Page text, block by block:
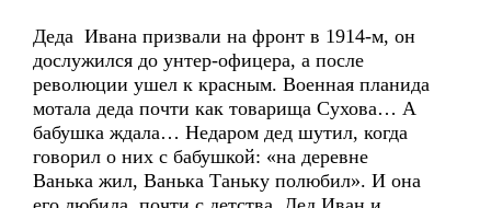
Деда Ивана призвали на фронт в 1914-м, он
дослужился до унтер-офицера, а после
революции ушел к красным. Военная планида
мотала деда почти как товарища Сухова… А
бабушка ждала… Недаром дед шутил, когда
говорил о них с бабушкой: «на деревне
Ванька жил, Ванька Таньку полюбил». И она